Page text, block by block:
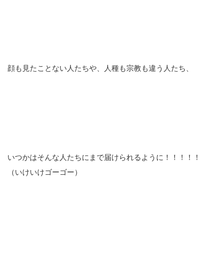
顔も見たことない人たちや、人種も宗教も違う人たち、
いつかはそんな人たちにまで届けられるように！！！！！
（いけいけゴーゴー）